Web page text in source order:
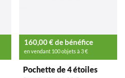
Pochette de 4 étoiles
160,00 € de bénéfice
en vendant 100 objets à 3 €